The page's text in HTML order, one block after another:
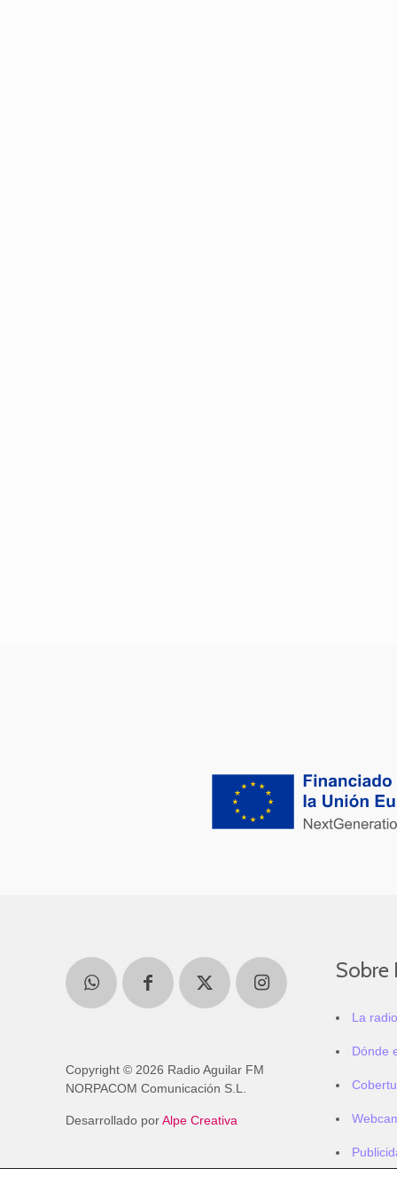
Copyright © 2026 Radio Aguilar FM
NORPACOM Comunicación S.L.
Desarrollado porAlpe Creativa
Sobre
La radio
Dónde